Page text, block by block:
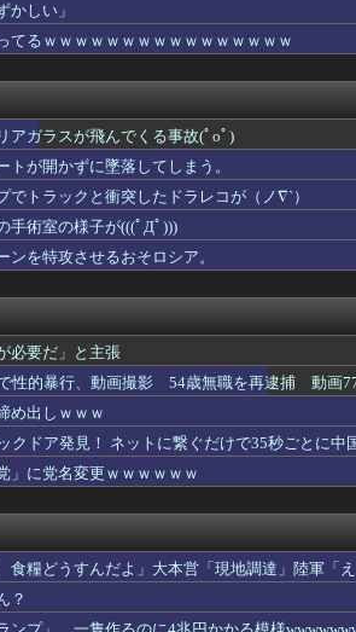
ルが高くなってしまうｗｗｗｗ...
→ファンから心配の声
たw
殺 ⇒！
本」Switch版...
！」
晩中眠れずに心配したのに連絡が...
wwwwwwww
送ったらブロックされたんやが
Z
キタ━━(((ﾟ∀ﾟ...
ないとガラガラになり終わる・・...
った」同乗していた県議を含め男...
な
かしい」
てるｗｗｗｗｗｗｗｗｗｗｗｗｗｗｗｗ
アガラスが飛んでくる事故(ﾟoﾟ)
トが開かずに墜落してしまう。
でトラックと衝突したドラレコが（ノ∇`）
手術室の様子が(((ﾟДﾟ)))
ンを特攻させるおそロシア。
必要だ」と主張
性的暴行、動画撮影 54歳無職を再逮捕 動画
め出しｗｗｗ
クドア発見！ ネットに繋ぐだけで35秒ごとに中
」に党名変更ｗｗｗｗｗｗ
糧どうすんだよ」大本営「現地調達」陸軍「え
？